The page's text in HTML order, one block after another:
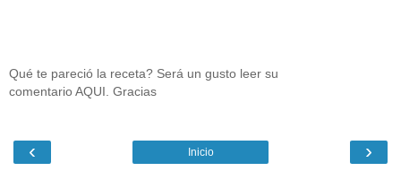
Qué te pareció la receta? Será un gusto leer su
comentario AQUI. Gracias
‹ ›
Inicio